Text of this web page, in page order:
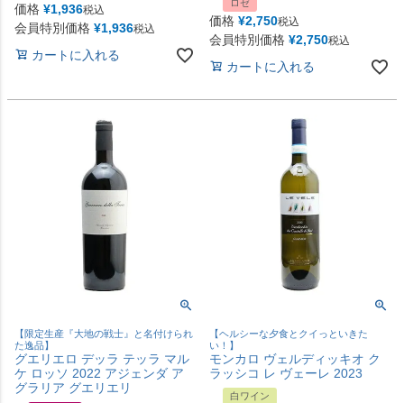
価格 ¥1,936税込
会員特別価格 ¥1,936税込
カートに入れる
ロゼ
価格 ¥2,750税込
会員特別価格 ¥2,750税込
カートに入れる
【限定生産『大地の戦士』と名付けられ
た逸品】
グエリエロ デッラ テッラ マル
ケ ロッソ 2022 アジェンダ ア
グラリア グエリエリ
【ヘルシーな夕食とクイっといきた
い！】
モンカロ ヴェルディッキオ ク
ラッシコ レ ヴェーレ 2023
白ワイン